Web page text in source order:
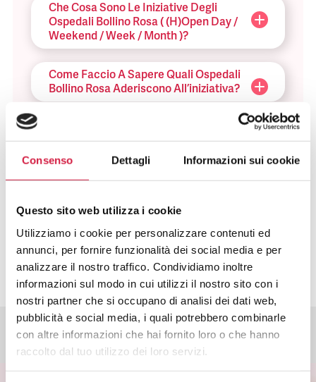
Consenso Dettagli Informazioni sui cookie
Questo sito web utilizza i cookie
Utilizziamo i cookie per personalizzare contenuti ed
annunci, per fornire funzionalità dei social media e per
analizzare il nostro traffico. Condividiamo inoltre
informazioni sul modo in cui utilizzi il nostro sito con i
nostri partner che si occupano di analisi dei dati web,
pubblicità e social media, i quali potrebbero combinarle
con altre informazioni che hai fornito loro o che hanno
raccolto dal tuo utilizzo dei loro servizi.
Che Cosa Sono Le Iniziative Degli
Ospedali Bollino Rosa ( (H)Open Day /
Weekend / Week / Month )?
Come Faccio A Sapere Quali Ospedali
Bollino Rosa Aderiscono All’iniziativa?
Vengono Offerti In Occasione Delle
Iniziative Ospedali Bollino Rosa?
Servizio?